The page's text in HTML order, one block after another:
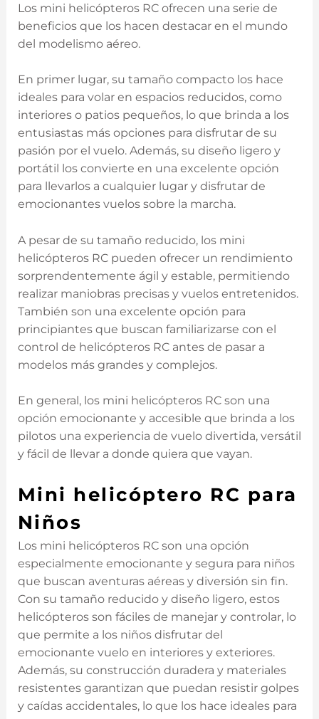
Los mini helicópteros RC ofrecen una serie de
beneficios que los hacen destacar en el mundo
del modelismo aéreo.
En primer lugar, su tamaño compacto los hace
ideales para volar en espacios reducidos, como
interiores o patios pequeños, lo que brinda a los
entusiastas más opciones para disfrutar de su
pasión por el vuelo. Además, su diseño ligero y
portátil los convierte en una excelente opción
para llevarlos a cualquier lugar y disfrutar de
emocionantes vuelos sobre la marcha.
A pesar de su tamaño reducido, los mini
helicópteros RC pueden ofrecer un rendimiento
sorprendentemente ágil y estable, permitiendo
realizar maniobras precisas y vuelos entretenidos.
También son una excelente opción para
principiantes que buscan familiarizarse con el
control de helicópteros RC antes de pasar a
modelos más grandes y complejos.
En general, los mini helicópteros RC son una
opción emocionante y accesible que brinda a los
pilotos una experiencia de vuelo divertida, versátil
y fácil de llevar a donde quiera que vayan.
Mini helicóptero RC para
Niños
Los mini helicópteros RC son una opción
especialmente emocionante y segura para niños
que buscan aventuras aéreas y diversión sin fin.
Con su tamaño reducido y diseño ligero, estos
helicópteros son fáciles de manejar y controlar, lo
que permite a los niños disfrutar del
emocionante vuelo en interiores y exteriores.
Además, su construcción duradera y materiales
resistentes garantizan que puedan resistir golpes
y caídas accidentales, lo que los hace ideales para